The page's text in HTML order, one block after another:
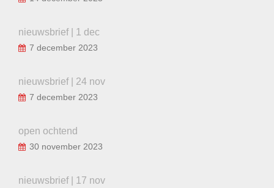
nieuwsbrief | 1 dec
7 december 2023
nieuwsbrief | 24 nov
7 december 2023
open ochtend
30 november 2023
nieuwsbrief | 17 nov